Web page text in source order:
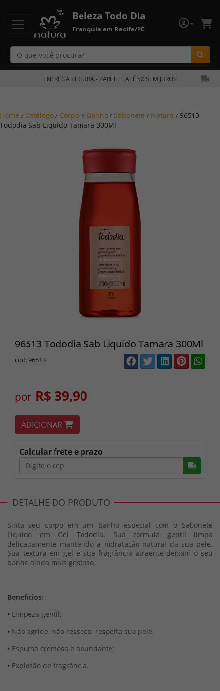
Beleza Todo Dia
Franquia em Recife/PE
ENTREGA SEGURA - PARCELE ATÉ 5X SEM JUROS
Home / Catálogo / Corpo e Banho / Sabonete / Natura / 96513
Tododia Sab Liquido Tamara 300Ml
96513 Tododia Sab Liquido Tamara 300Ml
cod: 96513
por R$ 39,90
ADICIONAR
Calcular frete e prazo
DETALHE DO PRODUTO
Sinta seu corpo em um banho especial com o Sabonete
Líquido em Gel Tododia. Sua fórmula gentil limpa
delicadamente mantendo a hidratação natural da sua pele.
Sua textura em gel e sua fragrância atraente deixam o seu
banho ainda mais gostoso.
Benefícios:
• Limpeza gentil;
• Não agride, não resseca, respeita sua pele;
• Espuma cremosa e abundante;
• Explosão de fragrância.